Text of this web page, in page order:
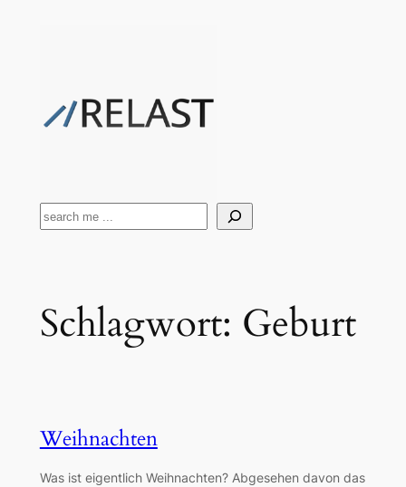
Suchen
Schlagwort: Geburt
Weihnachten
Was ist eigentlich Weihnachten? Abgesehen davon das